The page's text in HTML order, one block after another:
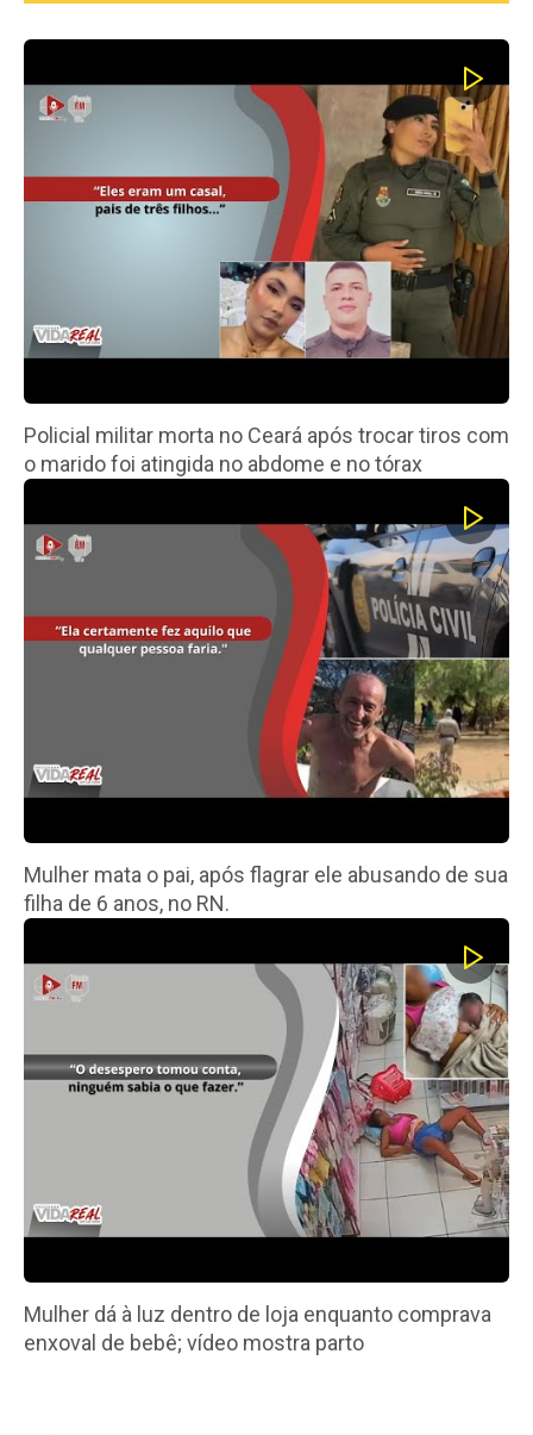
Policial militar morta no Ceará após trocar tiros com
o marido foi atingida no abdome e no tórax
Mulher mata o pai, após flagrar ele abusando de sua
filha de 6 anos, no RN.
Mulher dá à luz dentro de loja enquanto comprava
enxoval de bebê; vídeo mostra parto